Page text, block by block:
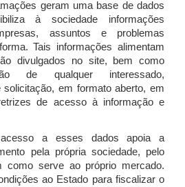
geram uma base de dados
à sociedade informações
assuntos e problemas
Tais informações alimentam
divulgados no site, bem como
de qualquer interessado,
solicitação, em formato aberto, em
de acesso à informação e
a esses dados apoia a
pela própria sociedade, pelo
como serve ao próprio mercado.
ao Estado para fiscalizar o